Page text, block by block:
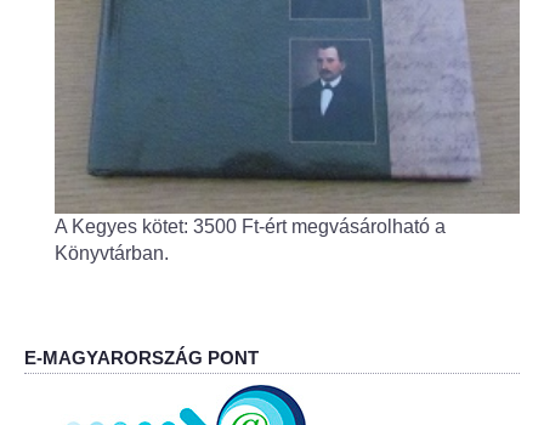
Központi orvosi ügyelet
Alapszolgáltatási Központ
Kultúra
IKSZT - Integrált Közösségi és Szolgáltató Tér
Könyvtár
Rákóczi Mozi
A Kegyes kötet: 3500 Ft-ért megvásárolható a
Könyvtárban.
E-MAGYARORSZÁG PONT